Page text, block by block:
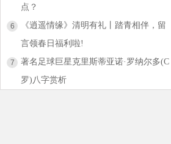
点？
6
《逍遥情缘》清明有礼丨踏青相伴，留
言领春日福利啦!
7
著名足球巨星克里斯蒂亚诺·罗纳尔多(C
罗)八字赏析